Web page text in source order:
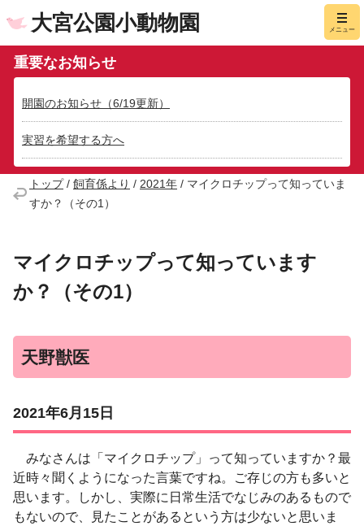
大宮公園小動物園 メニュー
重要なお知らせ
開園のお知らせ（6/19更新）
実習を希望する方へ
トップ/ 飼育係より / 2021年 / マイクロチップって知っていま
すか？（その1）
マイクロチップって知っています
か？（その1）
天野獣医
2021年6月15日
みなさんは「マイクロチップ」って知っていますか？最
近時々聞くようになった言葉ですね。ご存じの方も多いと
思います。しかし、実際に日常生活でなじみのあるもので
もないので、見たことがあるという方は少ないと思いま